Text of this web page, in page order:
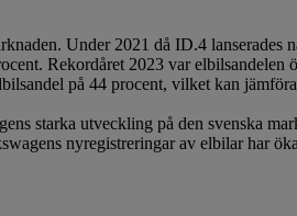
Under 2021 då ID.4
Rekordåret 2023 var
på 44 procent, vilket kan
starka utveckling på den svenska
nyregistreringar av elbilar har